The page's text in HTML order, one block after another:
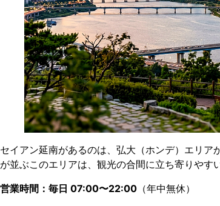
セイアン延南があるのは、弘大（ホンデ）エリ
が並ぶこのエリアは、観光の合間に立ち寄りやす
営業時間：毎日 07:00〜22:00 （年中無休）